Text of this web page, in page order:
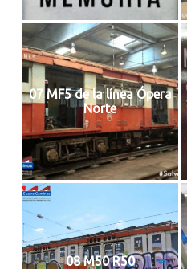
07 MF5 de la línea Ópera
Norte
08 M50 R50